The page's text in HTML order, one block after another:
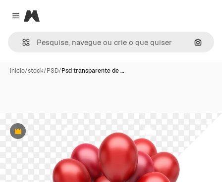
Close menu
Magnific
Início/stock/PSD/Psd transparente de …
Premium